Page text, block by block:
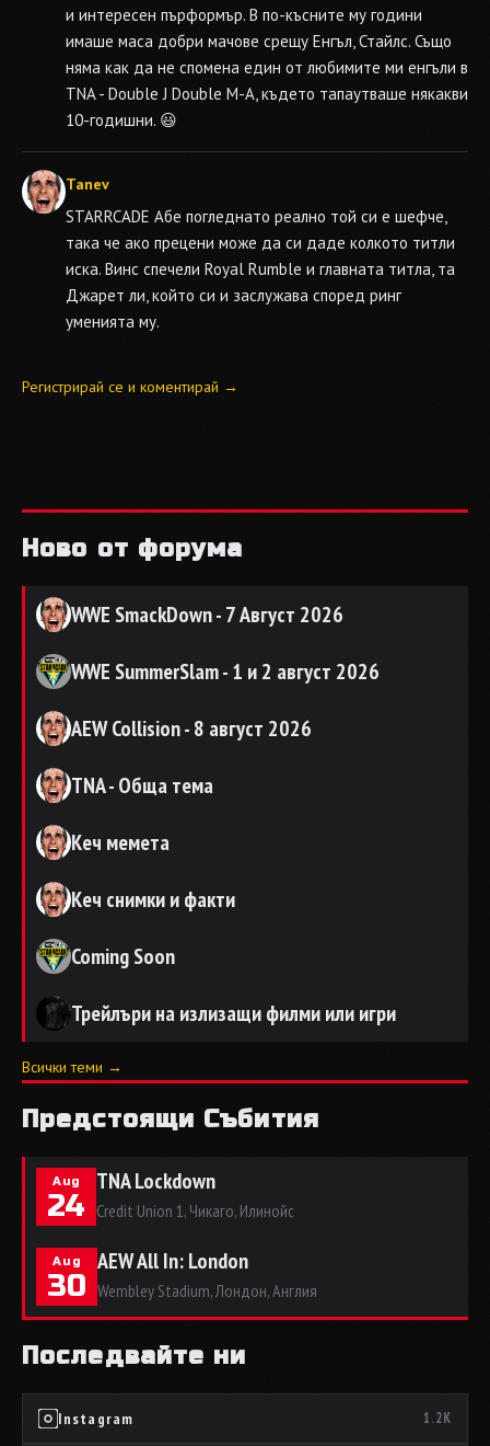
и интересен пърформър. В по-късните му години
имаше маса добри мачове срещу Енгъл, Стайлс. Също
няма как да не спомена един от любимите ми енгъли в
TNA - Double J Double M-A, където тапаутваше някакви
10-годишни. 😃
Tanev
STARRCADE Абе погледнато реално той си е шефче,
така че ако прецени може да си даде колкото титли
иска. Винс спечели Royal Rumble и главната титла, та
Джарет ли, който си и заслужава според ринг
уменията му.
Регистрирай се и коментирай →
Ново от форума
WWE SmackDown - 7 Август 2026
WWE SummerSlam - 1 и 2 август 2026
AEW Collision - 8 август 2026
TNA - Обща тема
Кеч мемета
Кеч снимки и факти
Coming Soon
Трейлъри на излизащи филми или игри
Всички теми →
Предстоящи Събития
Aug
24
TNA Lockdown
Credit Union 1, Чикаго, Илинойс
Aug
30
AEW All In: London
Wembley Stadium, Лондон, Англия
Последвайте ни
Instagram 1.2K